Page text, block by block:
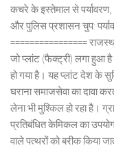
कचरे के इस्तेमाल से पर्यावरण,
और पुलिस प्रशासन चुप:
================
जो प्लांट (फैक्ट्री) लगा हुआ
हो गया है। यह प्लांट देश के
घराना समाजसेवा का दावा
लेना भी मुश्किल हो रहा है।
प्रतिबंधित केमिकल का
वाले पत्थरों को बरीक किया